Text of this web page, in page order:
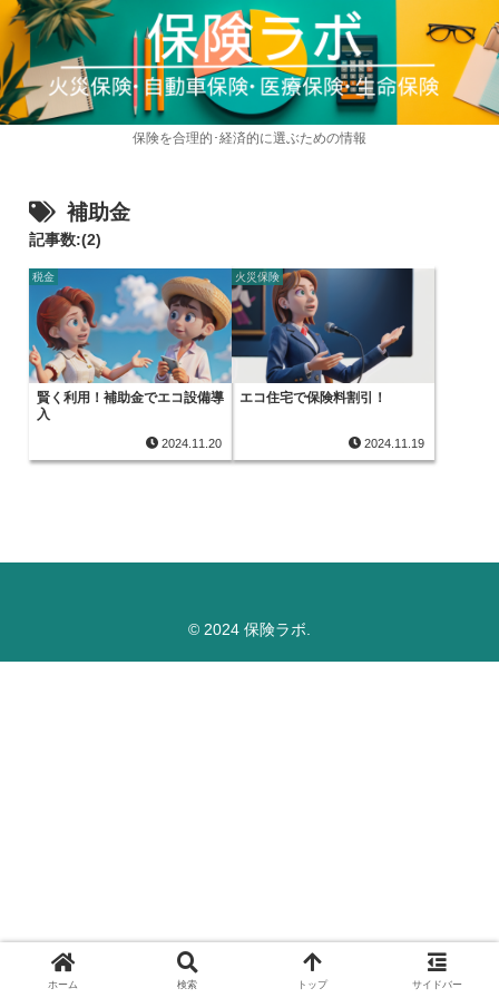
保険を合理的･経済的に選ぶための情報
補助金
記事数:(2)
税金
賢く利用！補助金でエコ設備導
入
2024.11.20
火災保険
エコ住宅で保険料割引！
2024.11.19
© 2024 保険ラボ.
ホーム 検索 トップ サイドバー